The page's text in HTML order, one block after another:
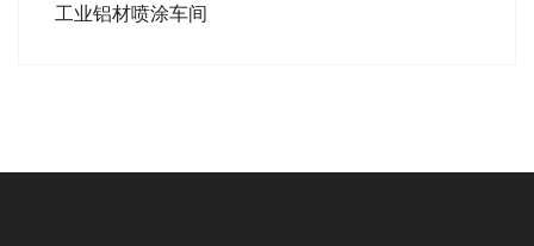
工业铝材喷涂车间